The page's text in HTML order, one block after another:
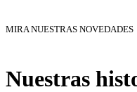
MIRA NUESTRAS NOVEDADES
Nuestras